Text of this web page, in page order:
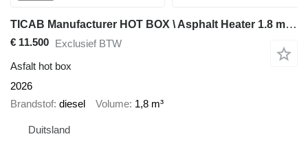
TICAB Manufacturer HOT BOX \ Asphalt Heater 1.8 m³ , HB-2
€ 11.500 Exclusief BTW
Asfalt hot box
2026
Brandstof diesel Volume 1,8 m³
Duitsland